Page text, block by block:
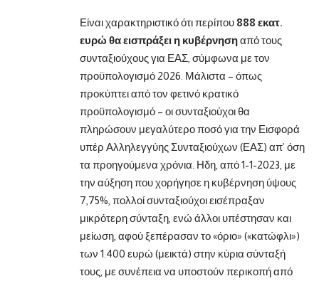
Είναι χαρακτηριστικό ότι περίπου 888 εκατ.
ευρώ θα εισπράξει η κυβέρνησηαπό τους
συνταξιούχους για ΕΑΣ, σύμφωνα με τον
προϋπολογισμό 2026. Μάλιστα – όπως
προκύπτει από τον φετινό κρατικό
προϋπολογισμό – οι συνταξιούχοι θα
πληρώσουν μεγαλύτερο ποσό για την Εισφορά
υπέρ Αλληλεγγύης Συνταξιούχων (ΕΑΣ) απ’ όση
τα προηγούμενα χρόνια. Ηδη, από 1-1-2023, με
την αύξηση που χορήγησε η κυβέρνηση ύψους
7,75%, πολλοί συνταξιούχοι εισέπραξαν
μικρότερη σύνταξη, ενώ άλλοι υπέστησαν και
μείωση, αφού ξεπέρασαν το «όριο» («κατώφλι»)
των 1.400 ευρώ (μεικτά) στην κύρια σύνταξή
τους, με συνέπεια να υποστούν περικοπή από